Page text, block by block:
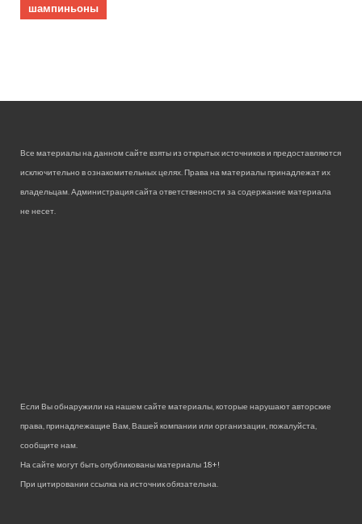
шампиньоны
Все материалы на данном сайте взяты из открытых источников и предоставляются
исключительно в ознакомительных целях. Права на материалы принадлежат их
владельцам. Администрация сайта ответственности за содержание материала
не несет.
Если Вы обнаружили на нашем сайте материалы, которые нарушают авторские
права, принадлежащие Вам, Вашей компании или организации, пожалуйста,
сообщите нам.
На сайте могут быть опубликованы материалы 18+!
При цитировании ссылка на источник обязательна.